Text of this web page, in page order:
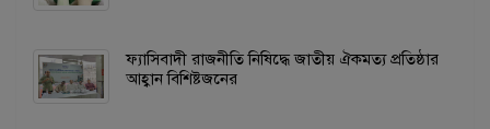
ফ্যাসিবাদী রাজনীতি নিষিদ্ধে জাতীয় ঐকমত্য প্রতিষ্ঠার
আহ্বান বিশিষ্টজনের